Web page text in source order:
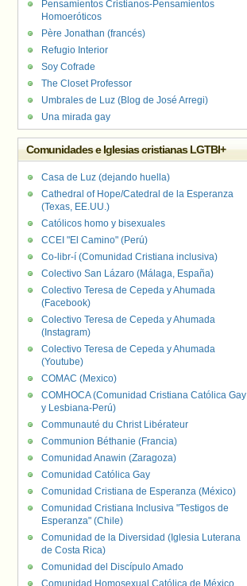
Pensamientos Cristianos-Pensamientos
Homoeróticos
Père Jonathan (francés)
Refugio Interior
Soy Cofrade
The Closet Professor
Umbrales de Luz (Blog de José Arregi)
Una mirada gay
Comunidades e Iglesias cristianas LGTBI+
Casa de Luz (dejando huella)
Cathedral of Hope/Catedral de la Esperanza
(Texas, EE.UU.)
Católicos homo y bisexuales
CCEI "El Camino" (Perú)
Co-libr-í (Comunidad Cristiana inclusiva)
Colectivo San Lázaro (Málaga, España)
Colectivo Teresa de Cepeda y Ahumada
(Facebook)
Colectivo Teresa de Cepeda y Ahumada
(Instagram)
Colectivo Teresa de Cepeda y Ahumada
(Youtube)
COMAC (Mexico)
COMHOCA (Comunidad Cristiana Católica Gay
y Lesbiana-Perú)
Communauté du Christ Libérateur
Communion Béthanie (Francia)
Comunidad Anawin (Zaragoza)
Comunidad Católica Gay
Comunidad Cristiana de Esperanza (México)
Comunidad Cristiana Inclusiva "Testigos de
Esperanza" (Chile)
Comunidad de la Diversidad (Iglesia Luterana
de Costa Rica)
Comunidad del Discípulo Amado
Comunidad Homosexual Católica de México